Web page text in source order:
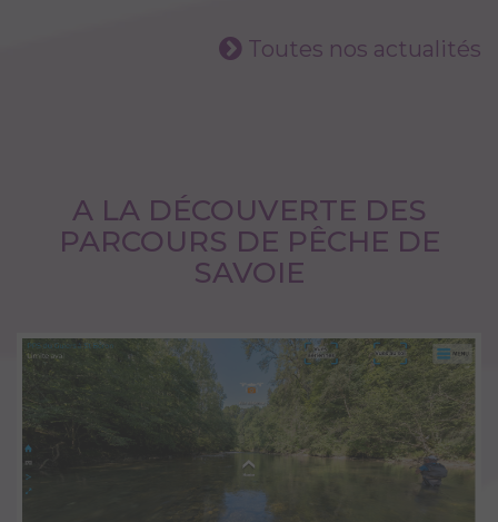
Toutes nos actualités
A LA DÉCOUVERTE DES
PARCOURS DE PÊCHE DE
SAVOIE